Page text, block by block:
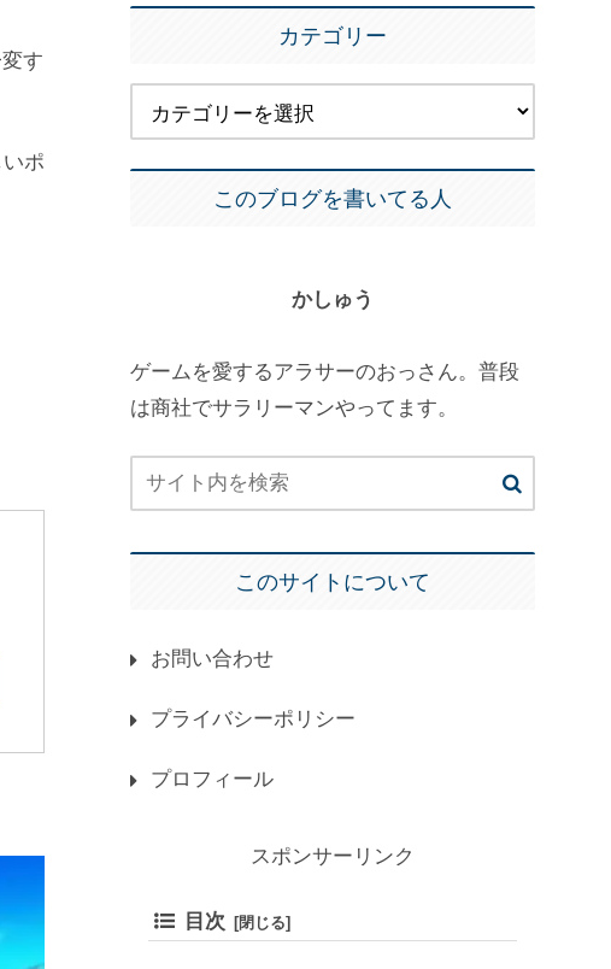
す
ポ
カテゴリー
このブログを書いてる人
かしゅう
ゲームを愛するアラサーのおっさん。普段
は商社でサラリーマンやってます。
このサイトについて
お問い合わせ
プライバシーポリシー
プロフィール
スポンサーリンク
目次